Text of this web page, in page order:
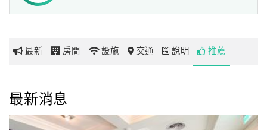
玩
玩
樂
地
最新 房間 設施 交通 說明 推薦
最新消息